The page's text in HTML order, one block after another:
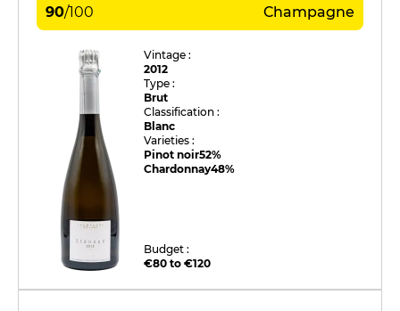
90/100 Champagne
Vintage :
2012
Type :
Brut
Classification :
Blanc
Varieties :
Pinot noir52%
Chardonnay48%
Budget :
€80 to €120